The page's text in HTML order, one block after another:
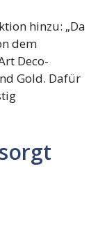
hinzu: „Da
dem
Deco-
Gold. Dafür